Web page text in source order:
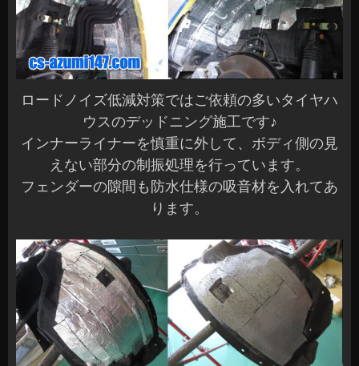
ロードノイズ低減対策ではご依頼の多いタイヤハ
ウスのデッドニング施工です♪
インナーライナーを慎重に外して、ボディ側の見
えない部分の制振処理を行っています。
フェンダーの隙間も防水仕様の吸音材を入れてあ
ります。